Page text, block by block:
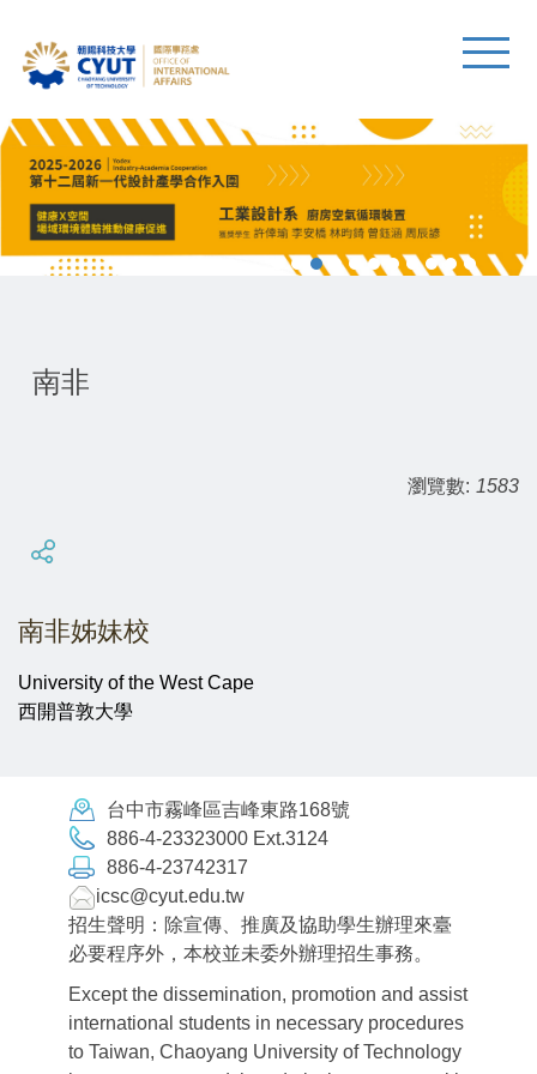
南非
瀏覽數: 1583
南非姊妹校
University of the West Cape
西開普敦大學
台中市霧峰區吉峰東路168號
886-4-23323000 Ext.3124
886-4-23742317
icsc@cyut.edu.tw
招生聲明：除宣傳、推廣及協助學生辦理來臺
必要程序外，本校並未委外辦理招生事務。
Except the dissemination, promotion and assist
international students in necessary procedures
to Taiwan, Chaoyang University of Technology